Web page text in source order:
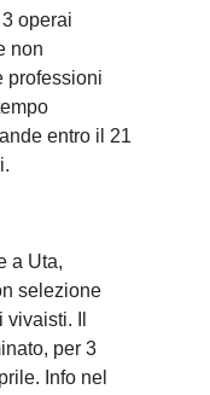
operai
non
professioni
entro il 21
a Uta,
selezione
Il
per 3
Info nel